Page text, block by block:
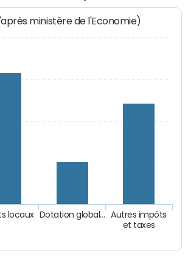
ministère de l'Economie)
Autres impôts
et taxes
Dotation global…
locaux